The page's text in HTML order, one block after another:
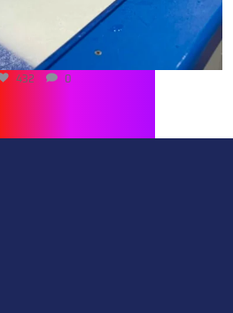
432 0